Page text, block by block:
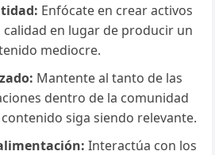
Enfócate en crear activos
calidad en lugar de producir un
mediocre.
Mantente al tanto de las
dentro de la comunidad
siga siendo relevante.
Interactúa con los